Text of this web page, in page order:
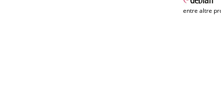
entre altre